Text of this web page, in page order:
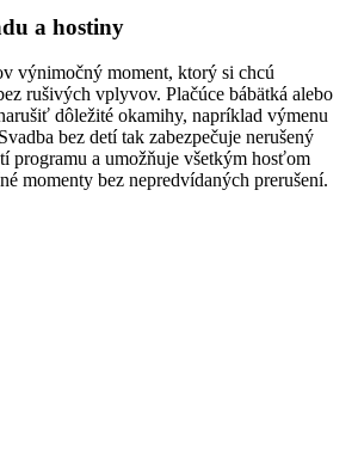
a hostiny
výnimočný moment, ktorý si chcú
rušivých vplyvov. Plačúce bábätká alebo
dôležité okamihy, napríklad výmenu
bez detí tak zabezpečuje nerušený
programu a umožňuje všetkým hosťom
momenty bez nepredvídaných prerušení.